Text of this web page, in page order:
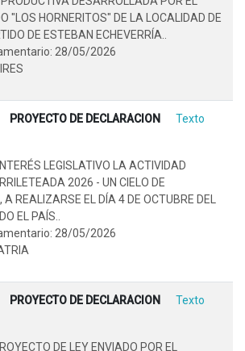
"LOS HORNERITOS" DE LA LOCALIDAD DE
DE ESTEBAN ECHEVERRÍA..
28/05/2026
PROYECTO DE DECLARACION
Texto
LEGISLATIVO LA ACTIVIDAD
2026 - UN CIELO DE
REALIZARSE EL DÍA 4 DE OCTUBRE DEL
EL PAÍS..
28/05/2026
PROYECTO DE DECLARACION
Texto
DE LEY ENVIADO POR EL